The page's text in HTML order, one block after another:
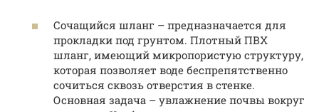
Сочащийся шланг – предназначается для
прокладки под грунтом. Плотный ПВХ
шланг, имеющий микропористую структуру,
которая позволяет воде беспрепятственно
сочиться сквозь отверстия в стенке.
Основная задача – увлажнение почвы вокруг